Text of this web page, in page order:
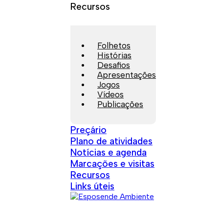
Recursos
Folhetos
Histórias
Desafios
Apresentações
Jogos
Vídeos
Publicações
Preçário
Plano de atividades
Notícias e agenda
Marcações e visitas
Recursos
Links úteis